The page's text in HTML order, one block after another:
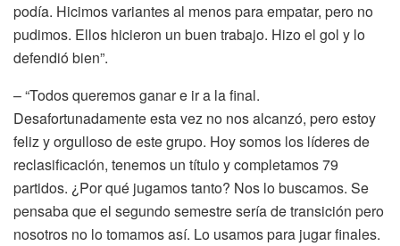
podía. Hicimos variantes al menos para empatar, pero no
pudimos. Ellos hicieron un buen trabajo. Hizo el gol y lo
defendió bien”.
– “Todos queremos ganar e ir a la final.
Desafortunadamente esta vez no nos alcanzó, pero estoy
feliz y orgulloso de este grupo. Hoy somos los líderes de
reclasificación, tenemos un título y completamos 79
partidos. ¿Por qué jugamos tanto? Nos lo buscamos. Se
pensaba que el segundo semestre sería de transición pero
nosotros no lo tomamos así. Lo usamos para jugar finales.